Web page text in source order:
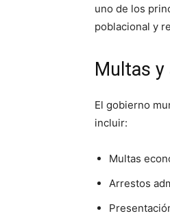
uno de los
poblacional y
Multas
El gobierno
incluir:
Multas
Arrestos